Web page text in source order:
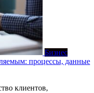
Бизнес
процессы, данные
клиентов,